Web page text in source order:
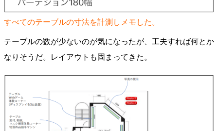
すべてのテーブルの寸法を計測しメモした。
テーブルの数が少ないのが気になったが、工夫すれば何とか
なりそうだ。レイアウトも固まってきた。